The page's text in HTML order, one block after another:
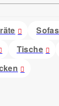
Tische